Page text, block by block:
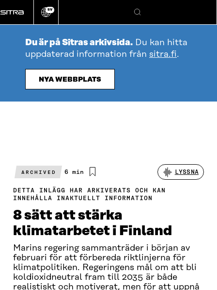
direkt
till
Ändra
språk
SV
Sök
Du är på Sitras arkivsida. Du kan hitta
uppdaterad information från sitra.fi.
NYA WEBBPLATS
ARCHIVED
Beräknad
6 min LYSSNA
DETTA INLÄGG HAR ARKIVERATS OCH KAN
INNEHÅLLA INAKTUELLT INFORMATION
8 sätt att stärka
klimatarbetet i Finland
Marins regering sammanträder i början av
februari för att förbereda riktlinjerna för
klimatpolitiken. Regeringens mål om att bli
koldioxidneutral fram till 2035 är både
realistiskt och motiverat, men för att uppnå